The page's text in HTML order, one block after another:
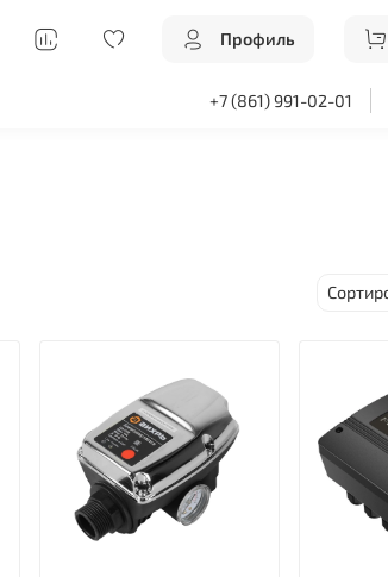
Профиль
+7 (861) 991-02-01